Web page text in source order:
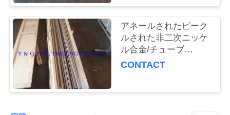
に
絡
し
な
アネールされたピーク
ルされた非二次ニッケ
ル合金/チューブ
HASTELLOY B-3 ET 試
CONTACT